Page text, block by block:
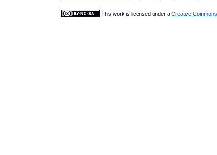
This work is licensed under a Creative